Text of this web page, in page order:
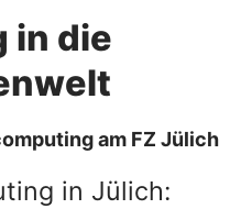
in die
am FZ Jülich
in Jülich: